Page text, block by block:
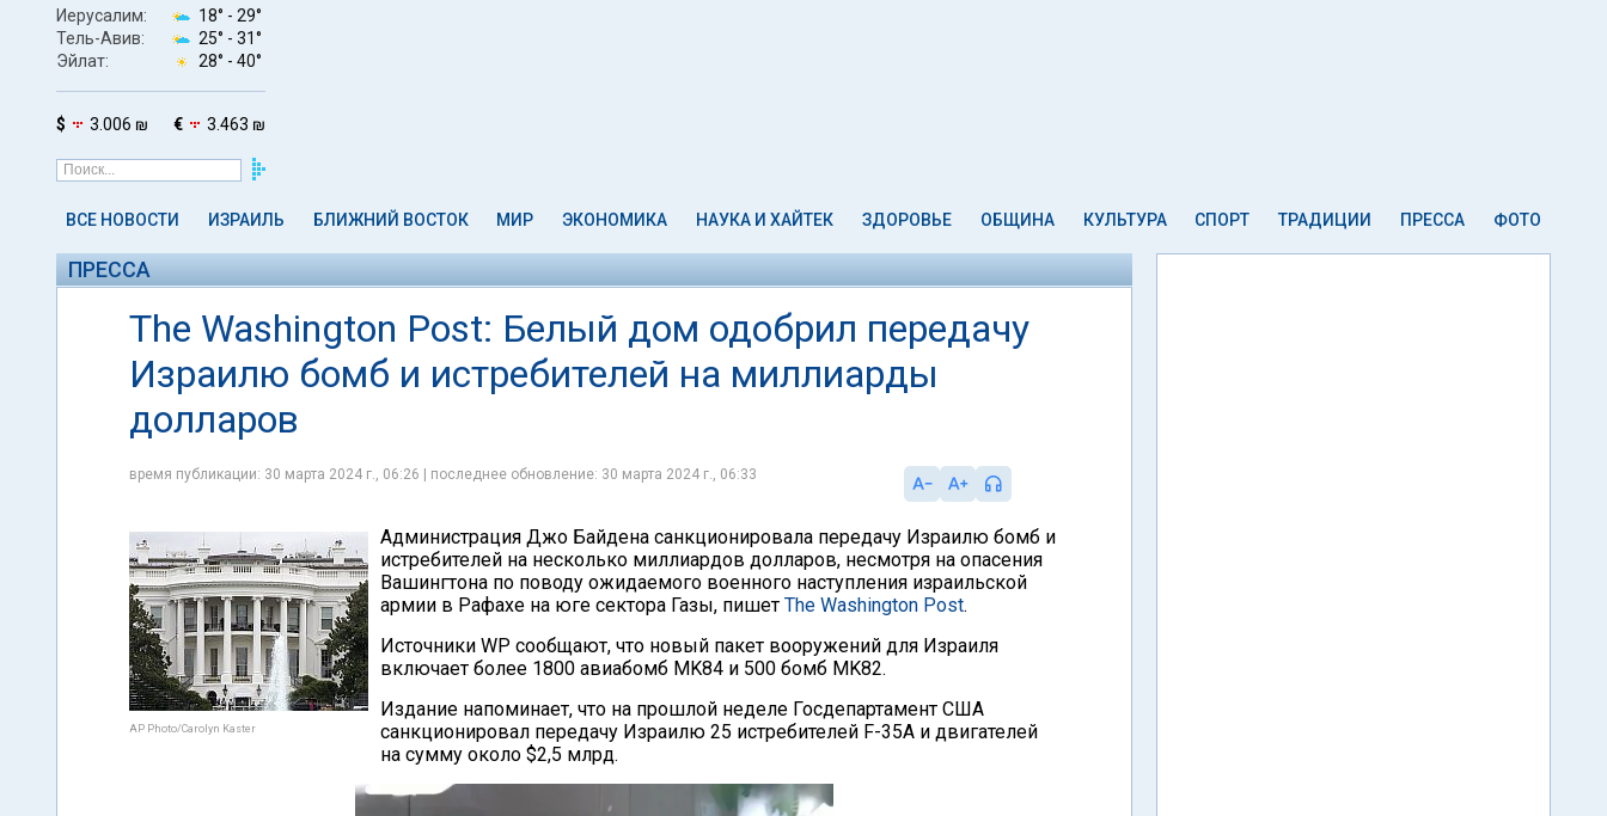
Иерусалим: 18° - 29°
Тель-Авив:
25° - 31°
Эйлат:
28° - 40°
$ 3.006 ₪ € 3.463 ₪
ВСЕ НОВОСТИ ИЗРАИЛЬ БЛИЖНИЙ ВОСТОК МИР ЭКОНОМИКА НАУКА И ХАЙТЕК ЗДОРОВЬЕ ОБЩИНА КУЛЬТУРА СПОРТ ТРАДИЦИИ ПРЕССА ФОТО
ПРЕССА
The Washington Post: Белый дом одобрил передачу
Израилю бомб и истребителей на миллиарды
долларов
время публикации: 30 марта 2024 г., 06:26 | последнее обновление: 30 марта 2024 г., 06:33
AP Photo/Carolyn Kaster
Администрация Джо Байдена санкционировала передачу Израилю бомб и
истребителей на несколько миллиардов долларов, несмотря на опасения
Вашингтона по поводу ожидаемого военного наступления израильской
армии в Рафахе на юге сектора Газы, пишет The Washington Post.
Источники WP сообщают, что новый пакет вооружений для Израиля
включает более 1800 авиабомб MK84 и 500 бомб MK82.
Издание напоминает, что на прошлой неделе Госдепартамент США
санкционировал передачу Израилю 25 истребителей F-35A и двигателей
на сумму около $2,5 млрд.